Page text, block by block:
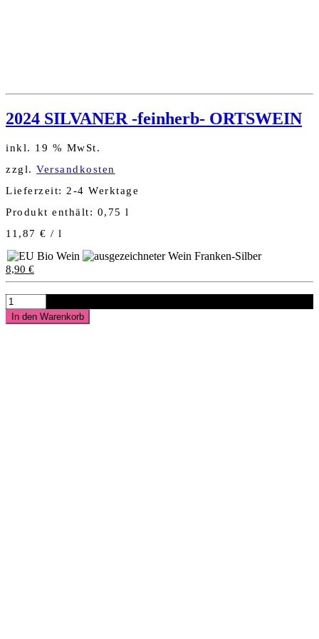
2024 SILVANER -feinherb- ORTSWEIN
inkl. 19 % MwSt.
zzgl. Versandkosten
Lieferzeit: 2-4 Werktage
Produkt enthält: 0,75 l
11,87 € / l
8,90 €
2024
SILVANER
-
In den Warenkorb